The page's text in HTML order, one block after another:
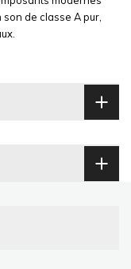
de classe A pur,